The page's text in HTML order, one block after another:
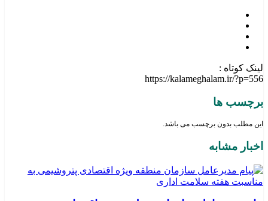
لینک کوتاه :
https://kalameghalam.ir/?p=556
برچسب ها
این مطلب بدون برچسب می باشد.
اخبار مشابه